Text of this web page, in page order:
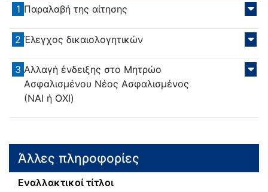
1 Παραλαβή της αίτησης
2 Έλεγχος δικαιολογητικών
3 Αλλαγή ένδειξης στο Μητρώο
Ασφαλισμένου Νέος Ασφαλισμένος
(ΝΑΙ ή ΟΧΙ)
Άλλες πληροφορίες
Εναλλακτικοί τίτλοι